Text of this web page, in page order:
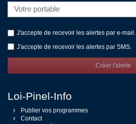
J'accepte de recevoir les alertes par e-mail.
J'accepte de recevoir les alertes par SMS.
Créer l'alerte
Loi-Pinel-Info
Publier vos programmes
Contact